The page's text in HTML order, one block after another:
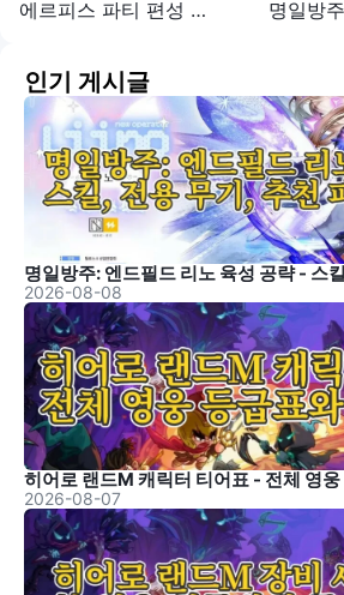
에르피스 파티 편성 공략：파티 구성 추천 및 육성 방향
인기 게시글
2026-08-08
히어로 랜드M 캐릭터 티어표 - 전체 영웅
2026-08-07